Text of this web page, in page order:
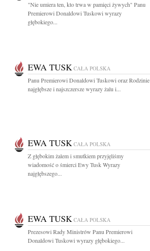
"Nie umiera ten, kto trwa w pamięci żywych" Panu
Premierowi Donaldowi Tuskowi wyrazy
głębokiego...
EWA TUSK CAŁA POLSKA
Panu Premierowi Donaldowi Tuskowi oraz Rodzinie
najgłębsze i najszczersze wyrazy żalu i...
EWA TUSK CAŁA POLSKA
Z głębokim żalem i smutkiem przyjęliśmy
wiadomość o śmierci Ewy Tusk Wyrazy
najgłębszego...
EWA TUSK CAŁA POLSKA
Prezesowi Rady Ministrów Panu Premierowi
Donaldowi Tuskowi wyrazy głębokiego...